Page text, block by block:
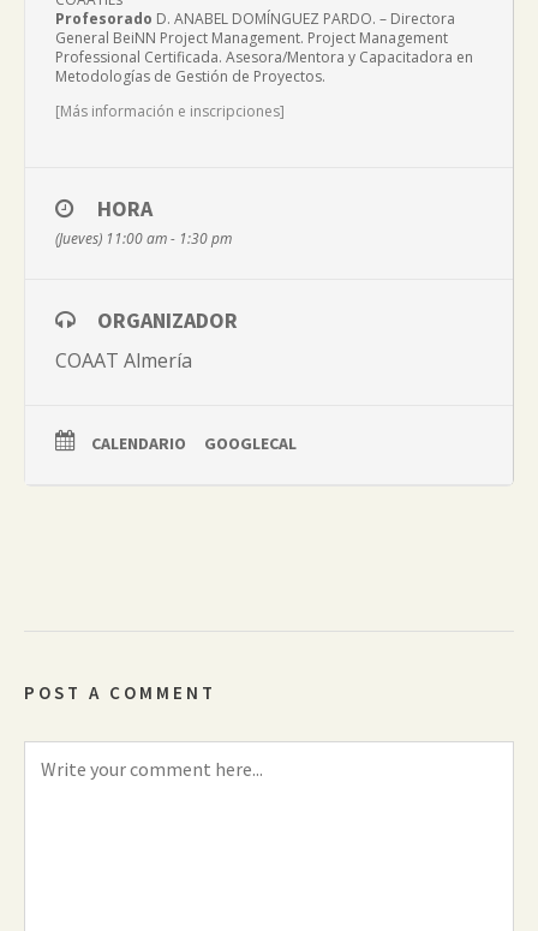
Profesorado D. ANABEL DOMÍNGUEZ PARDO. – Directora
General BeiNN Project Management. Project Management
Professional Certificada. Asesora/Mentora y Capacitadora en
Metodologías de Gestión de Proyectos.
[Más información e inscripciones]
HORA
(Jueves) 11:00 am - 1:30 pm
ORGANIZADOR
COAAT Almería
CALENDARIO GOOGLECAL
POST A COMMENT